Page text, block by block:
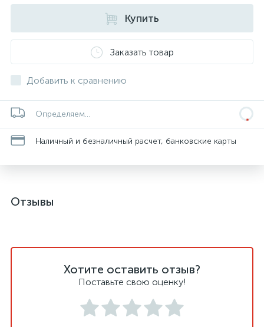
Купить
Заказать товар
Добавить к сравнению
Определяем...
Наличный и безналичный расчет, банковские карты
Отзывы
Хотите оставить отзыв?
Поставьте свою оценку!